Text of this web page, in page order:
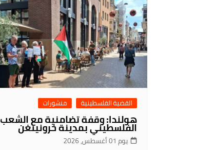
القضية الفلسطينية منشورات
هولندا: وقفة تضامنية مع الشعب
الفلسطيني بمدينة خرونينغن
يوم 01 أغسطس، 2026